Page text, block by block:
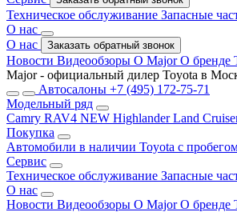
Техническое обслуживание Запасные
О нас
О нас
Заказать обратный звонок
Новости Видеообзоры О MajorО бренде
Major - официальный дилер Toyota в
Автосалоны +7 (495) 172-75-71
Модельный ряд
Camry RAV4 NEW Highlander Land
Покупка
Автомобили в наличии Toyota с
Сервис
Техническое обслуживание Запасные
О нас
Новости Видеообзоры О MajorО бренде